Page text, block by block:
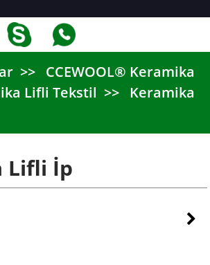
CCEWOOL® Keramika
Lifli Tekstil
Keramika
Lifli İp